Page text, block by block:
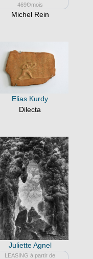
469€/mois
Michel Rein
Elias Kurdy
Dilecta
Juliette Agnel
LEASING à partir de